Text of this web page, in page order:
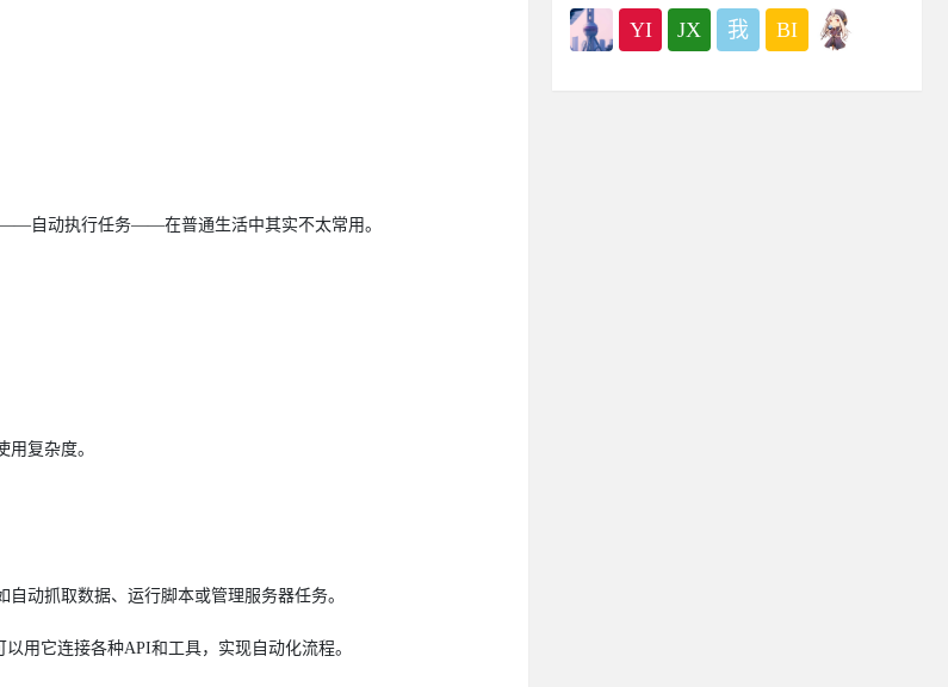
——自动执行任务——在普通生活中其实不太常用。
复杂度。
动抓取数据、运行脚本或管理服务器任务。
用它连接各种API和工具，实现自动化流程。
YI JX 我 BI